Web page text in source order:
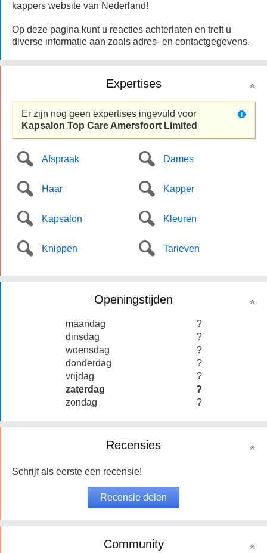
kappers website van Nederland!
Op deze pagina kunt u reacties achterlaten en treft u
diverse informatie aan zoals adres- en contactgegevens.
Expertises
Er zijn nog geen expertises ingevuld voor
Kapsalon Top Care Amersfoort Limited
Afspraak Dames
Haar Kapper
Kapsalon Kleuren
Knippen Tarieven
Openingstijden
maandag
?
dinsdag
?
woensdag
?
donderdag
?
vrijdag
?
zaterdag
?
zondag
?
Recensies
Schrijf als eerste een recensie!
Community